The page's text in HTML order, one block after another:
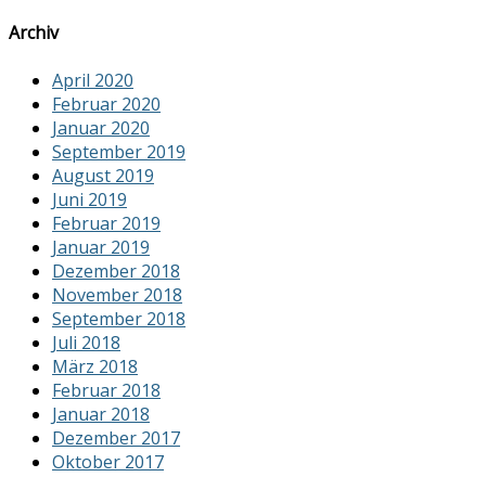
Archiv
April 2020
Februar 2020
Januar 2020
September 2019
August 2019
Juni 2019
Februar 2019
Januar 2019
Dezember 2018
November 2018
September 2018
Juli 2018
März 2018
Februar 2018
Januar 2018
Dezember 2017
Oktober 2017